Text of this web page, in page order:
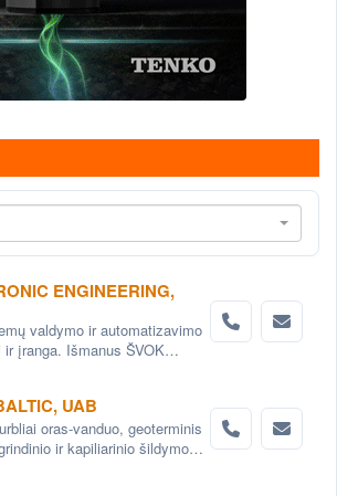
ENGINEERING,
valdymo ir automatizavimo
ir įranga. Išmanus ŠVOK
UAB
oras-vanduo, geoterminis
ir kapiliarinio šildymo